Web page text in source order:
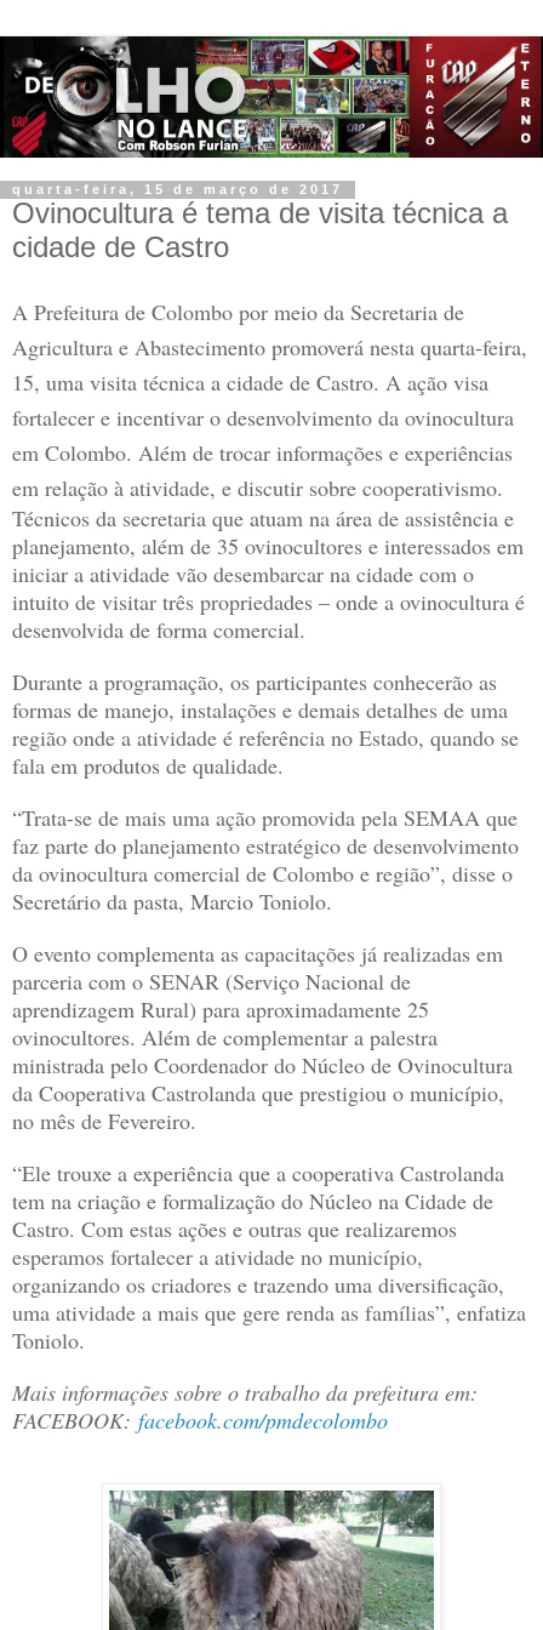
quarta-feira, 15 de março de 2017
Ovinocultura é tema de visita técnica a
cidade de Castro
A Prefeitura de Colombo por meio da Secretaria de
Agricultura e Abastecimento promoverá nesta quarta-feira,
15, uma visita técnica a cidade de Castro. A ação visa
fortalecer e incentivar o desenvolvimento da ovinocultura
em Colombo. Além de trocar informações e experiências
em relação à atividade, e discutir sobre cooperativismo.
Técnicos da secretaria que atuam na área de assistência e
planejamento, além de 35 ovinocultores e interessados em
iniciar a atividade vão desembarcar na cidade com o
intuito de visitar três propriedades – onde a ovinocultura é
desenvolvida de forma comercial.
Durante a programação, os participantes conhecerão as
formas de manejo, instalações e demais detalhes de uma
região onde a atividade é referência no Estado, quando se
fala em produtos de qualidade.
“Trata-se de mais uma ação promovida pela SEMAA que
faz parte do planejamento estratégico de desenvolvimento
da ovinocultura comercial de Colombo e região”, disse o
Secretário da pasta, Marcio Toniolo.
O evento complementa as capacitações já realizadas em
parceria com o SENAR (Serviço Nacional de
aprendizagem Rural) para aproximadamente 25
ovinocultores. Além de complementar a palestra
ministrada pelo Coordenador do Núcleo de Ovinocultura
da Cooperativa Castrolanda que prestigiou o município,
no mês de Fevereiro.
“Ele trouxe a experiência que a cooperativa Castrolanda
tem na criação e formalização do Núcleo na Cidade de
Castro. Com estas ações e outras que realizaremos
esperamos fortalecer a atividade no município,
organizando os criadores e trazendo uma diversificação,
uma atividade a mais que gere renda as famílias”, enfatiza
Toniolo.
Mais informações sobre o trabalho da prefeitura em:
FACEBOOK: facebook.com/pmdecolombo